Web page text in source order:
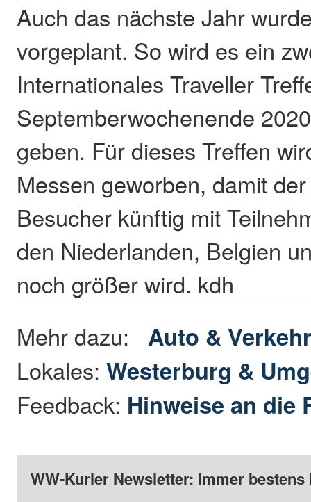
Auch das nächste Jahr
vorgeplant. So wird es ein
Internationales Traveller
Septemberwochenende
geben. Für dieses Treffen
Messen geworben, damit
Besucher künftig mit
den Niederlanden, Belgien
noch größer wird. kdh
Mehr dazu: Auto &
Lokales:Westerburg &
Feedback: Hinweise an die
WW-Kurier Newsletter: Immer